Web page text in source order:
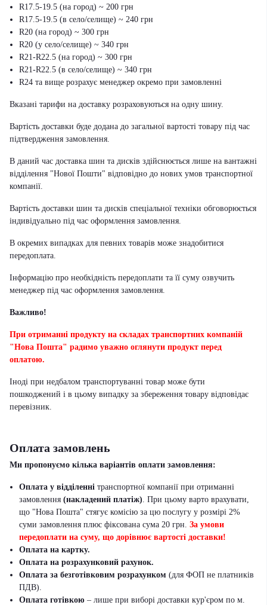
R17.5-19.5 (на город) ~ 200 грн
R17.5-19.5 (в село/селище) ~ 240 грн
R20 (на город) ~ 300 грн
R20 (у село/селище) ~ 340 грн
R21-R22.5 (на город) ~ 300 грн
R21-R22.5 (в село/селище) ~ 340 грн
R24 та вище розрахує менеджер окремо при замовленні
Вказані тарифи на доставку розраховуються на одну шину.
Вартість доставки буде додана до загальної вартості товару під час
підтвердження замовлення.
В даний час доставка шин та дисків здійснюється лише на вантажні
відділення "Нової Пошти" відповідно до нових умов транспортної
компанії.
Вартість доставки шин та дисків спеціальної техніки обговорюється
індивідуально під час оформлення замовлення.
В окремих випадках для певних товарів може знадобитися
передоплата.
Інформацію про необхідність передоплати та її суму озвучить
менеджер під час оформлення замовлення.
Важливо!
При отриманні продукту на складах транспортних компаній
"Нова Пошта" радимо уважно оглянути продукт перед
оплатою.
Іноді при недбалом транспортуванні товар може бути
пошкоджений і в цьому випадку за збереження товару відповідає
перевізник.
Оплата замовлень
Ми пропонуємо кілька варіантів оплати замовлення:
Оплата у відділенні транспортної компанії при отриманні
замовлення (накладений платіж). При цьому варто врахувати,
що "Нова Пошта" стягує комісію за цю послугу у розмірі 2%
суми замовлення плюс фіксована сума 20 грн. За умови
передоплати на суму, що дорівнює вартості доставки!
Оплата на картку.
Оплата на розрахунковий рахунок.
Оплата за безготівковим розрахунком (для ФОП не платників
ПДВ).
Оплата готівкою – лише при виборі доставки кур'єром по м.